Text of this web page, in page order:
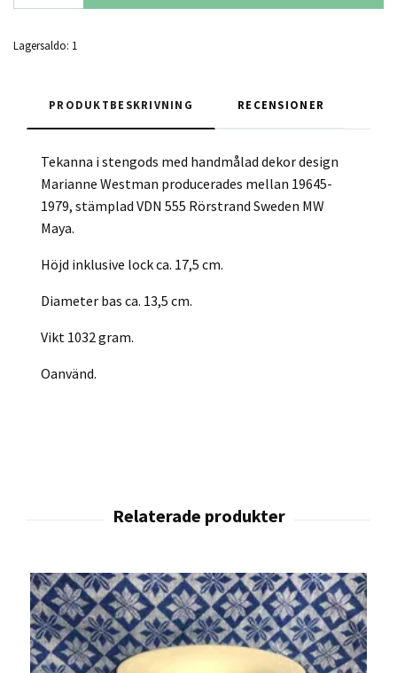
Lagersaldo: 1
PRODUKTBESKRIVNING RECENSIONER
Tekanna i stengods med handmålad dekor design
Marianne Westman producerades mellan 19645-
1979, stämplad VDN 555 Rörstrand Sweden MW
Maya.
Höjd inklusive lock ca. 17,5 cm.
Diameter bas ca. 13,5 cm.
Vikt 1032 gram.
Oanvänd.